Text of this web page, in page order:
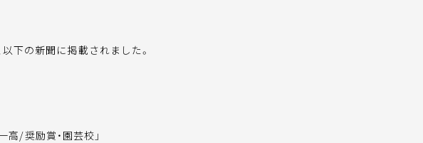
下の新聞に掲載されました。
/奨励賞・園芸校」